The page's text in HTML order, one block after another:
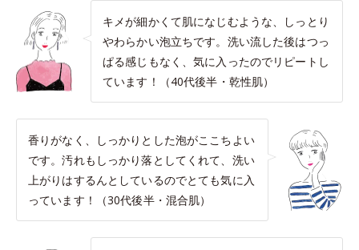
キメが細かくて肌になじむような、しっとり
やわらかい泡立ちです。洗い流した後はつっ
ぱる感じもなく、気に入ったのでリピートし
ています！（40代後半・乾性肌）
香りがなく、しっかりとした泡がここちよい
です。汚れもしっかり落としてくれて、洗い
上がりはするんとしているのでとても気に入
っています！（30代後半・混合肌）